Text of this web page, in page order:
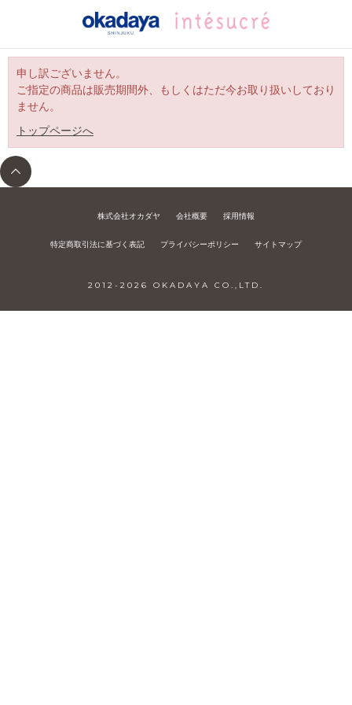
申し訳ございません。
ご指定の商品は販売期間外、もしくはただ今お取り扱いしており
ません。
トップページへ
株式会社オカダヤ 会社概要 採用情報
特定商取引法に基づく表記 プライバシーポリシー サイトマップ
2012- 2026 OKADAYA CO.,LTD.